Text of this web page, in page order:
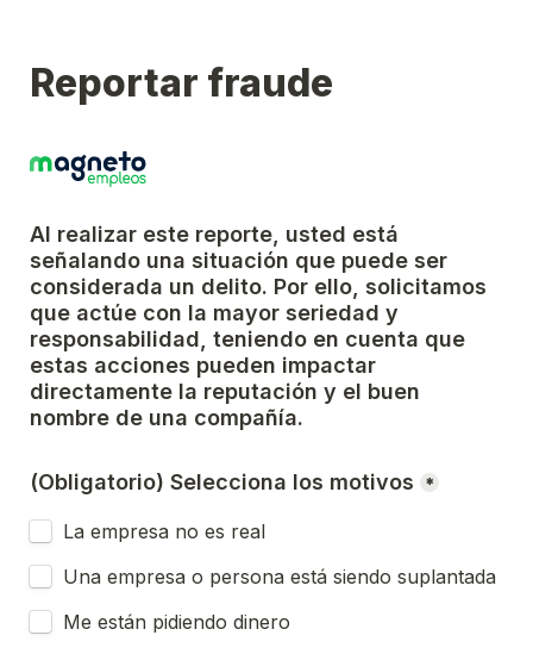
Reportar fraude
Al realizar este reporte, usted está
señalando una situación que puede ser
considerada un delito. Por ello, solicitamos
que actúe con la mayor seriedad y
responsabilidad, teniendo en cuenta que
estas acciones pueden impactar
directamente la reputación y el buen
nombre de una compañía.
(Obligatorio) Selecciona los motivos *
La empresa no es real
Una empresa o persona está siendo suplantada
Me están pidiendo dinero